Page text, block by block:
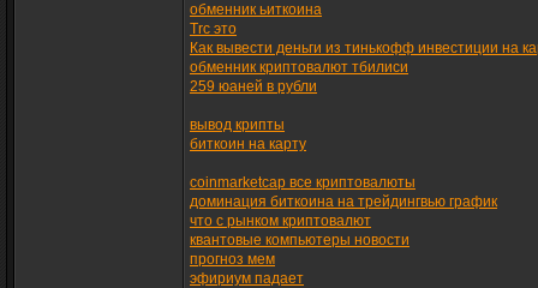
обменник ьиткоина
Trc это
Как вывести деньги из тинькофф инвестиции на
обменник криптовалют тбилиси
259 юаней в рубли
вывод крипты
биткоин на карту
coinmarketcap все криптовалюты
доминация биткоина на трейдингвью график
что с рынком криптовалют
квантовые компьютеры новости
прогноз мем
эфириум падает